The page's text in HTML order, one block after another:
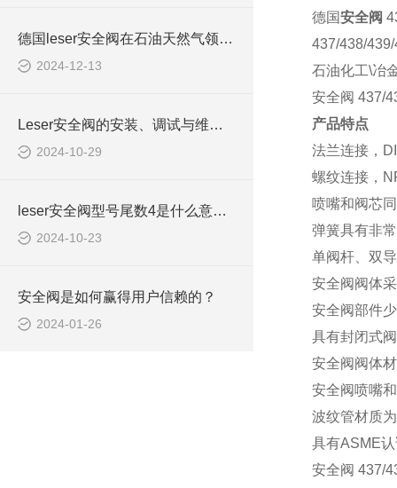
德国leser安全阀在石油天然气领域应用情况
2024-12-13
Leser安全阀的安装、调试与维护指南
2024-10-29
leser安全阀型号尾数4是什么意思4373.2604
2024-10-23
安全阀是如何赢得用户信赖的？
2024-01-26
德国安全阀
437/438/
石油化工\冶
安全阀 437/
产品特点
法兰连接，
螺纹连接，
喷嘴和阀芯
弹簧具有非
单阀杆、双
安全阀阀体
安全阀部件
具有封闭式
安全阀阀体
安全阀喷嘴
波纹管材质
具有ASME
安全阀 437/